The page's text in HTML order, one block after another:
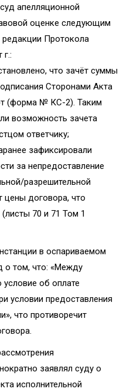
апелляционной
оценке следующим
Протокола
что зачёт суммы
Сторонами Акта
(форма № КС-2). Таким
возможность зачета
ответчику;
зафиксировали
за непредоставление
разрешительной
цены договора, что
70 и 71 Том 1
в оспариваемом
о том, что: «Между
об оплате
условии предоставления
что противоречит
заявлял суду о
исполнительной